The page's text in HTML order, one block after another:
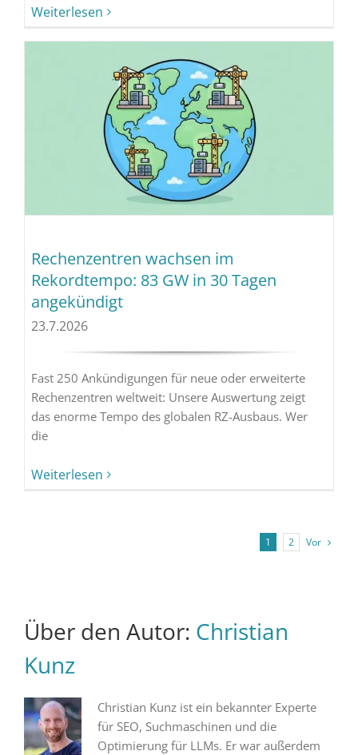
Weiterlesen
Rechenzentren wachsen im
Rekordtempo: 83 GW in 30 Tagen
angekündigt
23.7.2026
Fast 250 Ankündigungen für neue oder erweiterte
Rechenzentren weltweit: Unsere Auswertung zeigt
das enorme Tempo des globalen RZ-Ausbaus. Wer
die
Weiterlesen
1 2 Vor
Über den Autor: Christian
Kunz
Christian Kunz ist ein bekannter Experte
für SEO, Suchmaschinen und die
Optimierung für LLMs. Er war außerdem